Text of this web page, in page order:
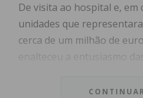
De visita ao hospital e, em
unidades que
cerca de um milhão de
enalteceu a entusiasmo
que serve mais de meio